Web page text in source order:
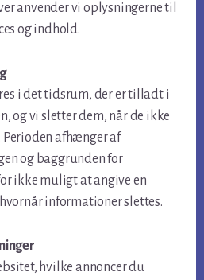
anvender vi oplysningerne til
og indhold.
i det tidsrum, der er tilladt i
og vi sletter dem, når de ikke
Perioden afhænger af
og baggrunden for
ikke muligt at angive en
informationer slettes.
hvilke annoncer du